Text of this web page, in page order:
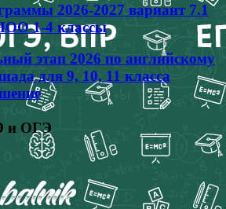
2026-2027 вариант 7.1
1-4 классы
этап 2026 по английскому
для 9, 10, 11 класса
и ОГЭ